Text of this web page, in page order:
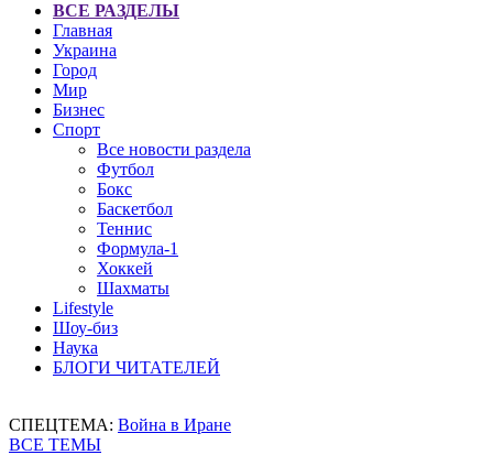
ВСЕ РАЗДЕЛЫ
Главная
Украина
Город
Мир
Бизнес
Спорт
Все новости раздела
Футбол
Бокс
Баскетбол
Теннис
Формула-1
Хоккей
Шахматы
Lifestyle
Шоу-биз
Наука
БЛОГИ ЧИТАТЕЛЕЙ
СПЕЦТЕМА: Война в Иране
ВСЕ ТЕМЫ